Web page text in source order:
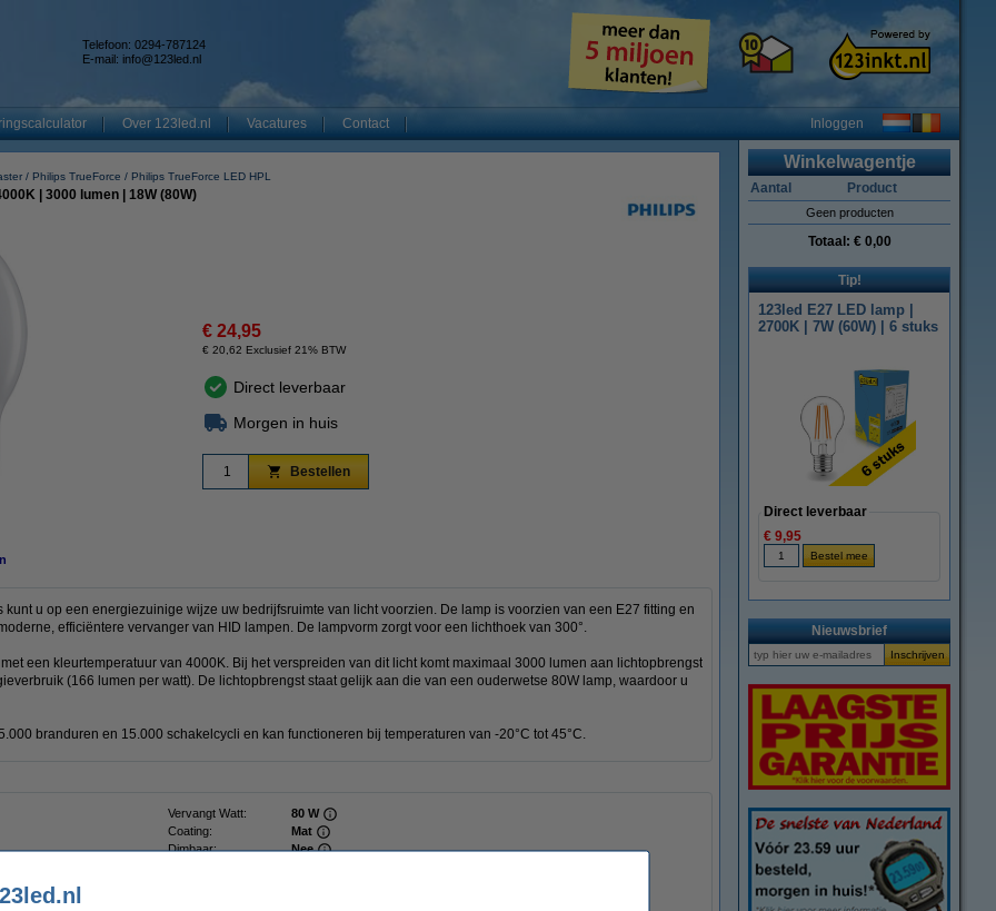
Telefoon: 0294-787124
E-mail: info@123led.nl
Over 123led.nl Vacatures Contact Inloggen
Philips TrueForce Philips TrueForce LED HPL
| 3000 lumen | 18W (80W)
€ 24,95
€ 20,62 Exclusief 21% BTW
Direct leverbaar
Morgen in huis
Bestellen
kunt u op een energiezuinige wijze uw bedrijfsruimte van licht voorzien. De lamp is voorzien van een E27 fitting en
efficiëntere vervanger van HID lampen. De lampvorm zorgt voor een lichthoek van 300°.
een kleurtemperatuur van 4000K. Bij het verspreiden van dit licht komt maximaal 3000 lumen aan lichtopbrengst
(166 lumen per watt). De lichtopbrengst staat gelijk aan die van een ouderwetse 80W lamp, waardoor u
branduren en 15.000 schakelcycli en kan functioneren bij temperaturen van -20°C tot 45°C.
Vervangt Watt:
80 W
Coating:
Mat
Dimbaar:
Nee
Winkelwagentje
Aantal Product
Geen producten
Totaal: € 0,00
Tip!
123led E27 LED lamp |
2700K | 7W (60W) | 6 stuks
Direct leverbaar
€ 9,95
Nieuwsbrief